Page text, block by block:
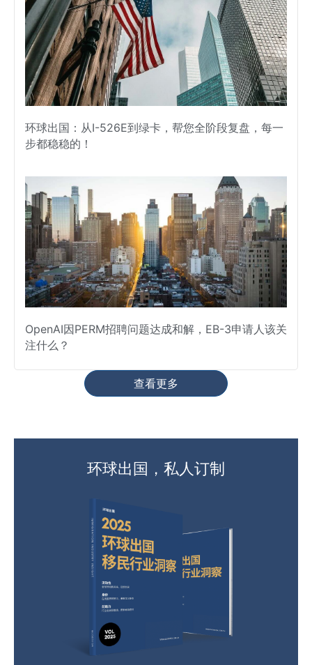
环球出国：从I-526E到绿卡，帮您全阶段复盘，每一
步都稳稳的！
OpenAI因PERM招聘问题达成和解，EB-3申请人该关
注什么？
查看更多
环球出国，私人订制